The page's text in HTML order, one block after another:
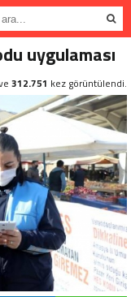
uygulaması
312.751 kez görüntülendi.